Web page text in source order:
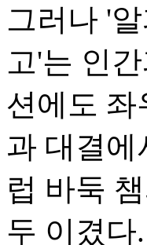
그러나 '
고'는 인
션에도
과 대결에
럽 바둑
두 이겼다.